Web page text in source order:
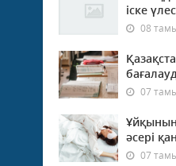
іске
08
07
әсері
07